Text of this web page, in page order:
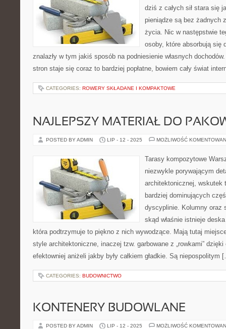
dziś z całych sił stara się
pieniądze są bez żadnych
życia. Nic w następstwie
osoby, które absorbują się
znalazły w tym jakiś sposób na podniesienie własnych
stron staje się coraz to bardziej popłatne, bowiem cały świat
CATEGORIES: ROWERY SKŁADANE I KOMPAKTOWE
NAJLEPSZY MATERIAŁ DO
POSTED BY ADMIN LIP - 12 - 2025 MOŻLIWOŚĆ
Tarasy kompozytowe
niezwykle porywającym
architektonicznej, wskutek
bardziej dominujących
dyscyplinie. Kolumny oraz
skąd właśnie istnieje
która podtrzymuje to piękno z nich wywodzące. Mają tutaj
style architektoniczne, inaczej tzw. garbowane z „rowkami”
efektowniej aniżeli jakby były całkiem gładkie. Są niepospolitym
CATEGORIES: BUDOWNICTWO
KONTENERY BUDOWLANE
POSTED BY ADMIN LIP - 12 - 2025 MOŻLIWOŚĆ